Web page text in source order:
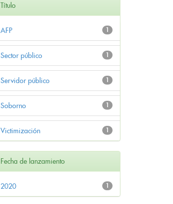
Título
1
AFP
1
Sector público
1
Servidor público
1
Soborno
1
Victimización
Fecha de lanzamiento
1
2020